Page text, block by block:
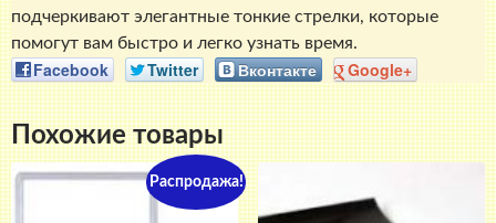
подчеркивают элегантные тонкие стрелки, которые
помогут вам быстро и легко узнать время.
Facebook Twitter Вконтакте Google+
Похожие товары
Распродажа!